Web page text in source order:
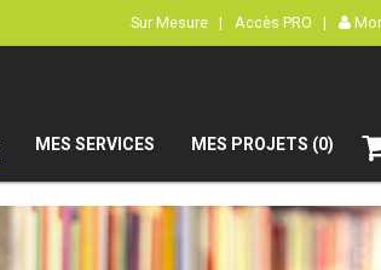
Sur Mesure | Accès PRO |
MES SERVICES MES PROJETS (0)